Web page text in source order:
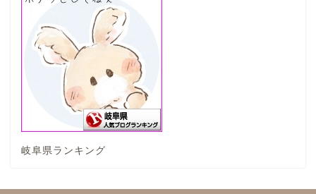
岐阜県ランキング